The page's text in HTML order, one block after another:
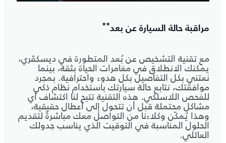
مراقبة حالة السيارة عن بعد**
مع تقنية التشخيص عن بُعد المتطورة في ديسكڤري،
يمكنك الانطلاق في مغامرات الحياة بثقة، بينما
نعتني بكل التفاصيل بكل هدوء واحترافية. بمجرد
موافقتك، نتابع حالة سيارتك باستخدام نظام ذكي
للفحص اللاسلكي. هذه التقنية تتيح لنا اكتشاف أي
مشاكل محتملة قبل أن تتحول إلى أعطال حقيقية،
وهذا يُمكّن وكلاءنا من التواصل معك مباشرةً لتقديم
الحلول المناسبة في التوقيت الذي يناسب جدولك
العائلي.